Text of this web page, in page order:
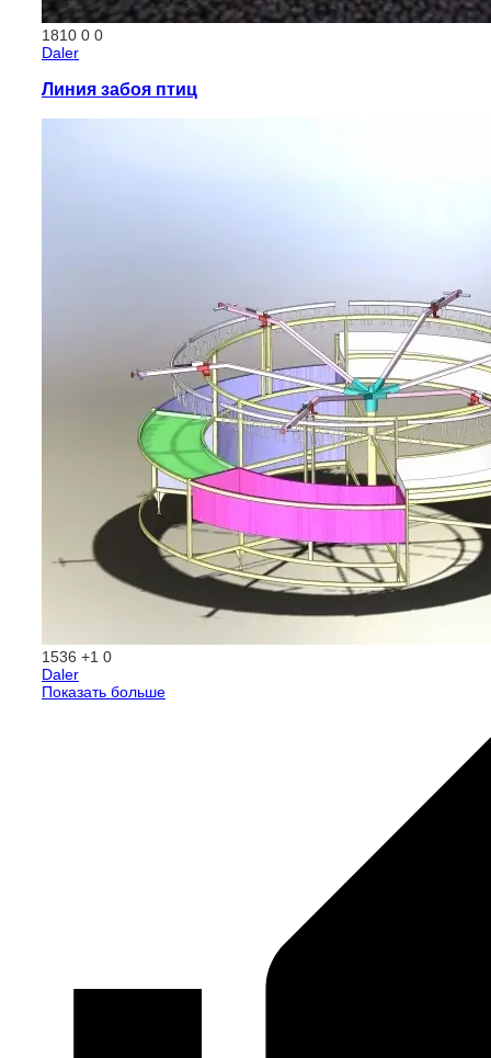
1810 0 0
Daler
Линия забоя птиц
1536 +1 0
Daler
Показать больше